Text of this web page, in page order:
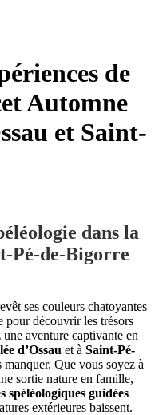
de
Automne
et Saint-
dans la
Pé-de-Bigorre
ses couleurs chatoyantes
pour découvrir les trésors
aventure captivante en
d’Ossau et à Saint-Pé-
manquer. Que vous soyez à
sortie nature en famille,
spéléologiques guidées
extérieures baissent.